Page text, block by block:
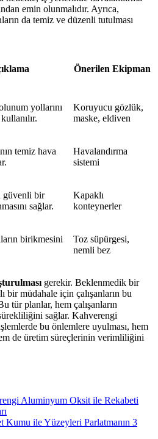
emin olunmalıdır. Ayrıca,
da temiz ve düzenli tutulması
Önerilen Ekipman
yollarını
Koruyucu gözlük,
maske, eldiven
temiz hava
Havalandırma
sistemi
güvenli bir
sağlar.
Kapaklı
konteynerler
birikmesini
Toz süpürgesi,
nemli bez
gerekir. Beklenmedik bir
bir müdahale için çalışanların bu
tür planlar, hem çalışanların
sağlar. Kahverengi
bu önlemlere uyulması, hem
de üretim süreçlerinin verimliliğini
Aluminyum Oksit ile Rekabeti
Kumu ile Yüzeyleri Parlatmanın 3